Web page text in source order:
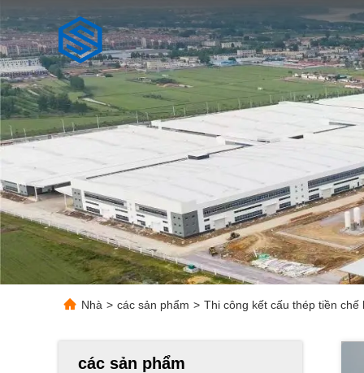
Nhà > các sản phẩm > Thi công kết cấu thép tiền
các sản phẩm